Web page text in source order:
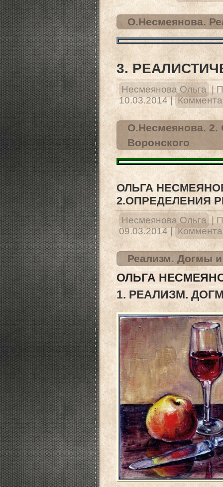
О.Несмеянова.
3.
Несмеянова Ольга |
10.03.2014 |
О.Несмеянова. 2.
Воронского
ОЛЬГА
2.ОПРЕДЕЛЕНИЯ
Несмеянова Ольга |
09.03.2014 |
Реализм. Догмы
ОЛЬГА
1. РЕАЛИЗМ.